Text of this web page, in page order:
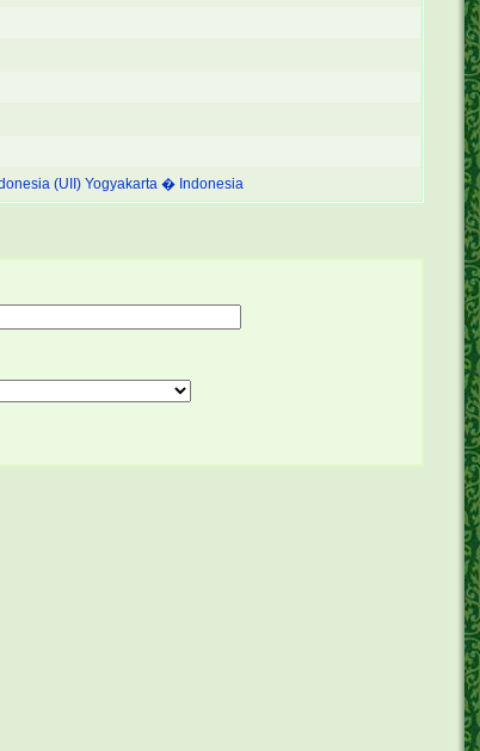
(UII) Yogyakarta � Indonesia